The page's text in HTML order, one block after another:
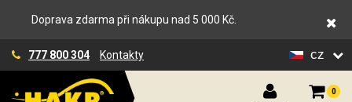
Doprava zdarma při nákupu nad 5 000 Kč.
777 800 304 Kontakty cz
0